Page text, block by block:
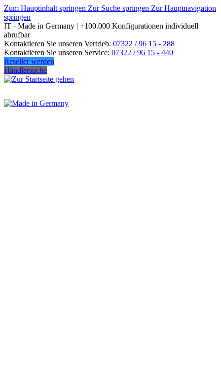
Zum Hauptinhalt springen Zur Suche springen Zur Hauptnavigation
springen
IT - Made in Germany | +100.000 Konfigurationen individuell
abrufbar
Kontaktieren Sie unseren Vertrieb: 07322 / 96 15 - 288
Kontaktieren Sie unseren Service: 07322 / 96 15 - 440
Reseller werden
Händlersuche